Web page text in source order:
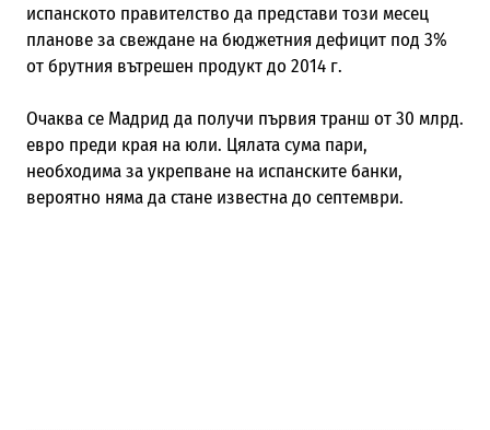
испанското правителство да представи този месец
планове за свеждане на бюджетния дефицит под 3%
от брутния вътрешен продукт до 2014 г.
Очаква се Мадрид да получи първия транш от 30 млрд.
евро преди края на юли. Цялата сума пари,
необходима за укрепване на испанските банки,
вероятно няма да стане известна до септември.